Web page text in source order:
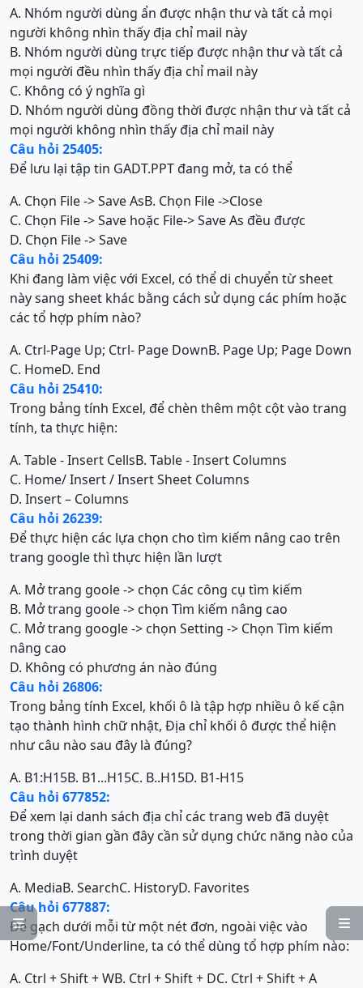


A. Nhóm người dùng ẩn được nhận thư và tất cả mọi
người không nhìn thấy địa chỉ mail này
B. Nhóm người dùng trực tiếp được nhận thư và tất cả
mọi người đều nhìn thấy địa chỉ mail này
C. Không có ý nghĩa gì
D. Nhóm người dùng đồng thời được nhận thư và tất cả
mọi người không nhìn thấy địa chỉ mail này
Câu hỏi 25405:
Để lưu lại tập tin GADT.PPT đang mở, ta có thể
A. Chọn File -> Save AsB. Chọn File ->Close
C. Chọn File -> Save hoặc File-> Save As đều được
D. Chọn File -> Save
Câu hỏi 25409:
Khi đang làm việc với Excel, có thể di chuyển từ sheet
này sang sheet khác bằng cách sử dụng các phím hoặc
các tổ hợp phím nào?
A. Ctrl-Page Up; Ctrl- Page DownB. Page Up; Page Down
C. HomeD. End
Câu hỏi 25410:
Trong bảng tính Excel, để chèn thêm một cột vào trang
tính, ta thực hiện:
A. Table - Insert CellsB. Table - Insert Columns
C. Home/ Insert / Insert Sheet Columns
D. Insert – Columns
Câu hỏi 26239:
Để thực hiện các lựa chọn cho tìm kiếm nâng cao trên
trang google thì thực hiện lần lượt
A. Mở trang goole -> chọn Các công cụ tìm kiếm
B. Mở trang goole -> chọn Tìm kiếm nâng cao
C. Mở trang google -> chọn Setting -> Chọn Tìm kiếm
nâng cao
D. Không có phương án nào đúng
Câu hỏi 26806:
Trong bảng tính Excel, khối ô là tập hợp nhiều ô kế cận
tạo thành hình chữ nhật, Địa chỉ khối ô được thể hiện
như câu nào sau đây là đúng?
A. B1:H15B. B1...H15C. B..H15D. B1-H15
Câu hỏi 677852:
Để xem lại danh sách địa chỉ các trang web đã duyệt
trong thời gian gần đây cần sử dụng chức năng nào của
trình duyệt
A. MediaB. SearchC. HistoryD. Favorites
Câu hỏi 677887:
Để gạch dưới mỗi từ một nét đơn, ngoài việc vào
Home/Font/Underline, ta có thể dùng tổ hợp phím nào:
A. Ctrl + Shift + WB. Ctrl + Shift + DC. Ctrl + Shift + A